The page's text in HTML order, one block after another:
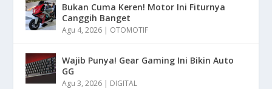
Bukan Cuma Keren! Motor Ini Fiturnya
Canggih Banget
Agu 4, 2026 | OTOMOTIF
Wajib Punya! Gear Gaming Ini Bikin Auto
GG
Agu 3, 2026 | DIGITAL